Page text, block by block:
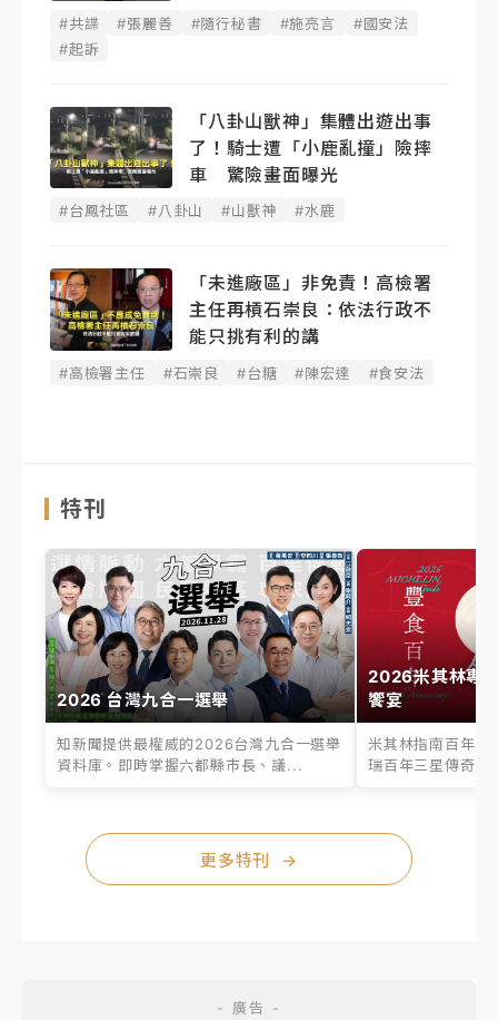
#共諜 #張麗善 #隨行秘書 #施亮言
#國安法
#起訴
「八卦山獸神」集體出遊出事
了！騎士遭「小鹿亂撞」險摔
車 驚險畫面曝光
#台鳳社區 #八卦山 #山獸神 #水鹿
「未進廠區」非免責！高檢署
主任再槓石崇良：依法行政不
能只挑有利的講
#高檢署主任 #石崇良 #台糖 #陳宏達 #食安法
特刊
2026 台灣九合一選舉
知新聞提供最權威的2026台灣九合一選舉
資料庫。即時掌握六都縣市長、議...
2026米其林專
饗宴
米其林指南百年之
瑞百年三星傳奇、
更多特刊 →